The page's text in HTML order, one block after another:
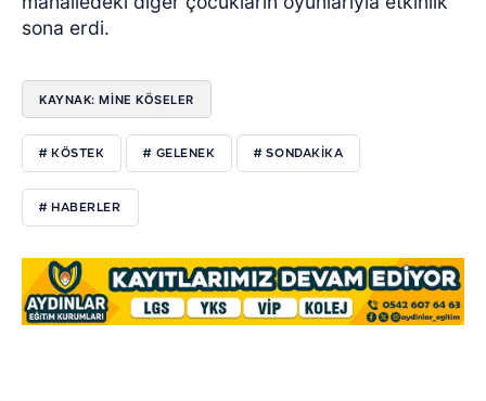
sona erdi.
KAYNAK: MİNE KÖSELER
# KÖSTEK # GELENEK # SONDAKİKA
# HABERLER